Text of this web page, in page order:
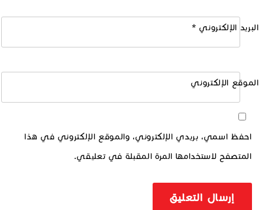
البريد الإلكتروني *
الموقع الإلكتروني
احفظ اسمي، بريدي الإلكتروني، والموقع الإلكتروني في هذا
المتصفح لاستخدامها المرة المقبلة في تعليقي.